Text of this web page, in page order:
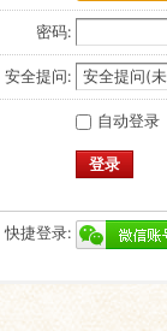
密码:
安全提问:
自动登录
登录
快捷登录: